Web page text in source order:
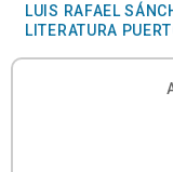
LUIS RAFAEL
LITERATURA